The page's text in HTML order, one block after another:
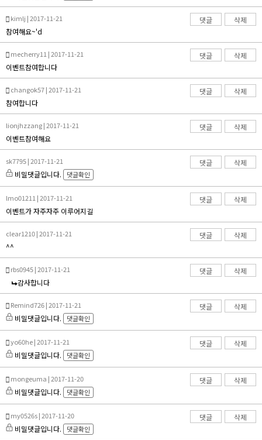
kimlj | 2017-11-21 삭제
댓글
참여해요~'d
mecherry11 | 2017-11-21 삭제
댓글
이벤트참여합니다
changok57 | 2017-11-21 삭제
댓글
참여합니다
lionjhzzang | 2017-11-21 삭제
댓글
이벤트참여해요
sk7795 | 2017-11-21 삭제
댓글
비밀댓글입니다.
댓글확인
lmo01211 | 2017-11-21 삭제
댓글
이벤트가 자주자주 이루어지길
clear1210 | 2017-11-21 삭제
댓글
^^
rbs0945 | 2017-11-21 삭제
댓글
감사합니다
Remind726 | 2017-11-21 삭제
댓글
비밀댓글입니다.
댓글확인
yo60he | 2017-11-21 삭제
댓글
비밀댓글입니다.
댓글확인
mongeuma | 2017-11-20 삭제
댓글
비밀댓글입니다.
댓글확인
my0526s | 2017-11-20 삭제
댓글
비밀댓글입니다.
댓글확인